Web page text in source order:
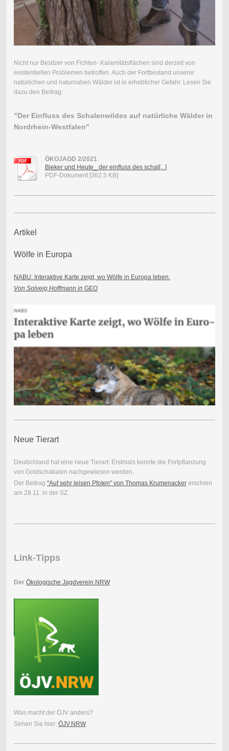
Nicht nur Besitzer von Fichten- Kalamitätsflächen sind derzeit von
existentiellen Problemen betroffen. Auch der Fortbestand unserer
natürlichen und naturnahen Wälder ist in erheblicher Gefahr. Lesen Sie
dazu den Beitrag:
"Der Einfluss des Schalenwildes auf natürliche Wälder in
Nordrhein-Westfalen"
ÖKOJAGD 2/2021
Bieker und Heute_ der einfluss des schal[...]
PDF-Dokument [362.5 KB]
Artikel
Wölfe in Europa
NABU: Interaktive Karte zeigt, wo Wölfe in Europa leben.
Von Solveig Hoffmann in GEO
Neue Tierart
Deutschland hat eine neue Tierart: Erstmals konnte die Fortpflanzung
von Goldschakalen nachgewiesen werden.
Der Beitrag "Auf sehr leisen Pfoten" von Thomas Krumenackererschien
am 28.11. in der SZ.
Link-Tipps
Der Ökologische Jagdverein NRW
Was macht der ÖJV anders?
Sehen Sie hier: ÖJV.NRW